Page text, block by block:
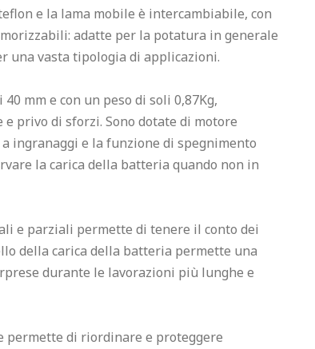
e la lama mobile è intercambiabile, con
adatte per la potatura in generale
una vasta tipologia di applicazioni.
mm e con un peso di soli 0,87Kg,
privo di sforzi. Sono dotate di motore
ingranaggi e la funzione di spegnimento
la carica della batteria quando non in
e parziali permette di tenere il conto dei
della carica della batteria permette una
durante le lavorazioni più lunghe e
permette di riordinare e proteggere